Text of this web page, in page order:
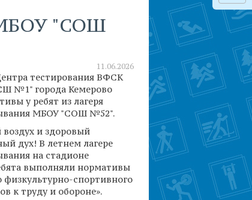
МБОУ "СОШ
11.06.2026
тестирования ВФСК
№1" города Кемерово
у ребят из лагеря
МБОУ "СОШ №52".
и здоровый
дух! В летнем лагере
на стадионе
выполняли нормативы
физкультурно-спортивного
к труду и обороне».